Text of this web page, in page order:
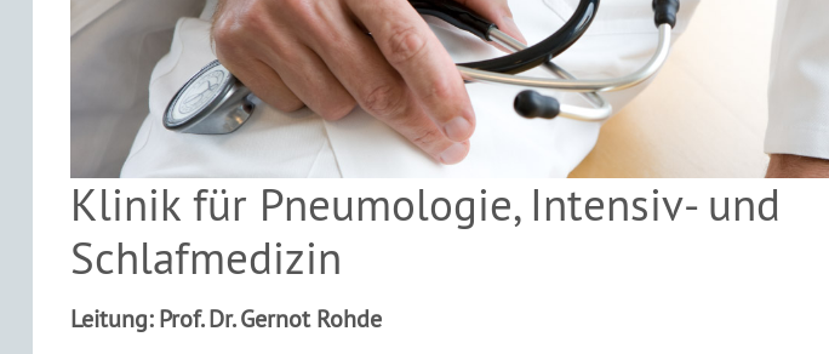
Klinik für Pneumologie, Intensiv- und
Schlafmedizin
Leitung: Prof. Dr. Gernot Rohde